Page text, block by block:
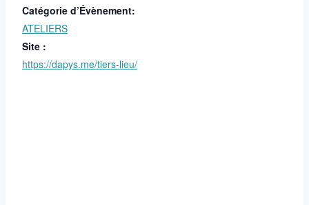
Catégorie d’Évènement:
ATELIERS
Site :
https://dapys.me/tiers-lieu/